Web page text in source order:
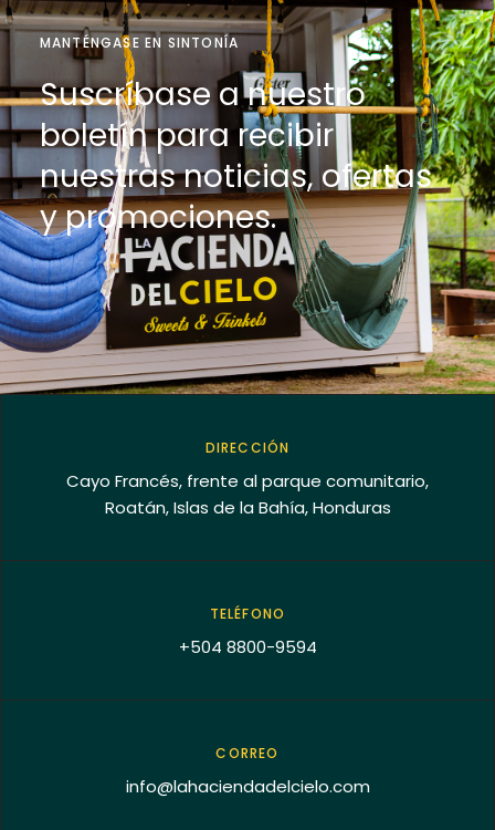
MANTÉNGASE EN SINTONÍA
Suscríbase a nuestro
boletín para recibir
nuestras noticias, ofertas
y promociones.
DIRECCIÓN
Cayo Francés, frente al parque comunitario,
Roatán, Islas de la Bahía, Honduras
TELÉFONO
+504 8800-9594
CORREO
info@lahaciendadelcielo.com